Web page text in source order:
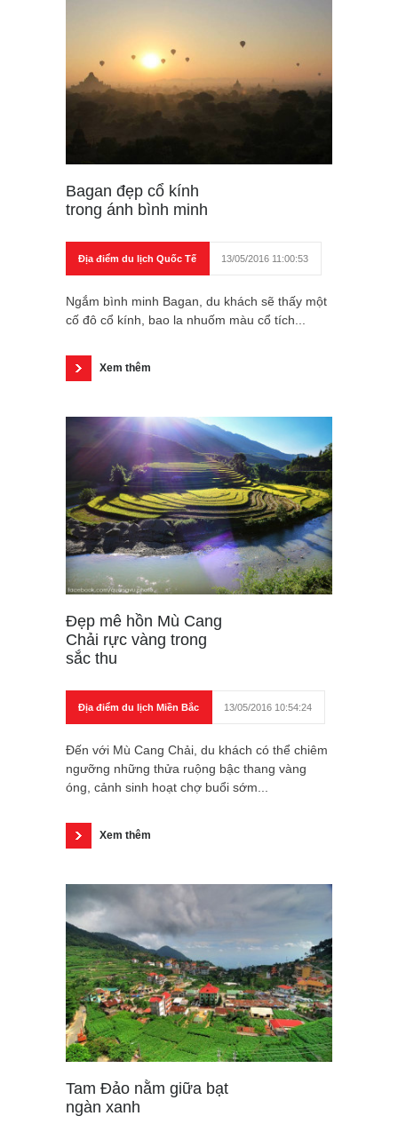
Bagan đẹp cổ kính
trong ánh bình minh
Địa điểm du lịch Quốc Tế 13/05/2016 11:00:53
Ngắm bình minh Bagan, du khách sẽ thấy một
cố đô cổ kính, bao la nhuốm màu cổ tích...
Xem thêm
Đẹp mê hồn Mù Cang
Chải rực vàng trong
sắc thu
Địa điểm du lịch Miền Bắc 13/05/2016 10:54:24
Đến với Mù Cang Chải, du khách có thể chiêm
ngưỡng những thửa ruộng bậc thang vàng
óng, cảnh sinh hoạt chợ buổi sớm...
Xem thêm
Tam Đảo nằm giữa bạt
ngàn xanh